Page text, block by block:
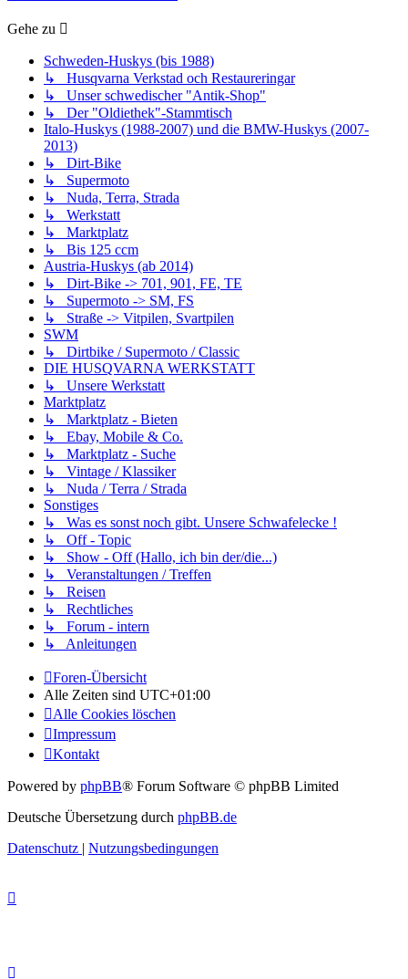
Gehe zu
Schweden-Huskys (bis 1988)
↳ Husqvarna Verkstad och Restaureringar
↳ Unser schwedischer "Antik-Shop"
↳ Der "Oldiethek"-Stammtisch
Italo-Huskys (1988-2007) und die BMW-Huskys (2007-
2013)
↳ Dirt-Bike
↳ Supermoto
↳ Nuda, Terra, Strada
↳ Werkstatt
↳ Marktplatz
↳ Bis 125 ccm
Austria-Huskys (ab 2014)
↳ Dirt-Bike -> 701, 901, FE, TE
↳ Supermoto -> SM, FS
↳ Straße -> Vitpilen, Svartpilen
SWM
↳ Dirtbike / Supermoto / Classic
DIE HUSQVARNA WERKSTATT
↳ Unsere Werkstatt
Marktplatz
↳ Marktplatz - Bieten
↳ Ebay, Mobile & Co.
↳ Marktplatz - Suche
↳ Vintage / Klassiker
↳ Nuda / Terra / Strada
Sonstiges
↳ Was es sonst noch gibt. Unsere Schwafelecke !
↳ Off - Topic
↳ Show - Off (Hallo, ich bin der/die...)
↳ Veranstaltungen / Treffen
↳ Reisen
↳ Rechtliches
↳ Forum - intern
↳ Anleitungen
Foren-Übersicht
Alle Zeiten sind UTC+01:00
Alle Cookies löschen
Impressum
Kontakt
Powered by phpBB® Forum Software © phpBB Limited
Deutsche Übersetzung durch phpBB.de
Datenschutz | Nutzungsbedingungen